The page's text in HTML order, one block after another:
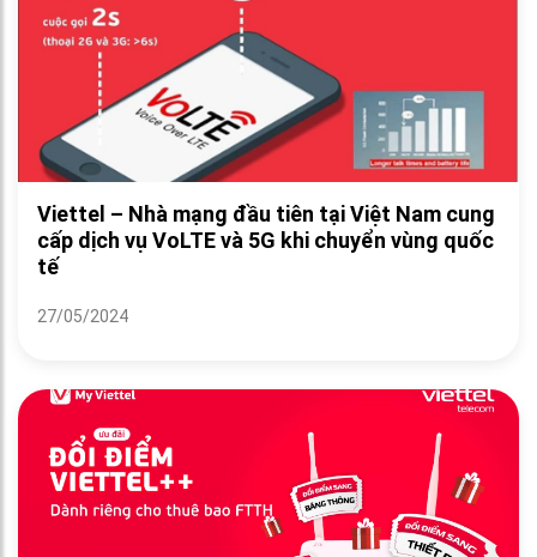
Viettel – Nhà mạng đầu tiên tại Việt Nam cung
cấp dịch vụ VoLTE và 5G khi chuyển vùng quốc
tế
27/05/2024